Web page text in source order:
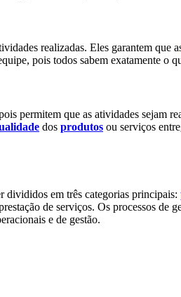
realizadas. Eles garantem que
pois todos sabem exatamente o
permitem que as atividades sejam
dos produtos ou serviços
divididos em três categorias principais:
de serviços. Os processos de
e de gestão.